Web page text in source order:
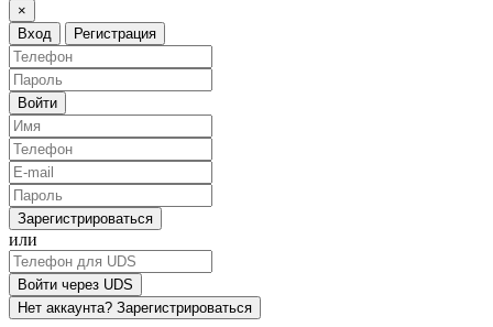
×
Вход
Регистрация
Войти
Зарегистрироваться
или
Войти через UDS
Нет аккаунта? Зарегистрироваться